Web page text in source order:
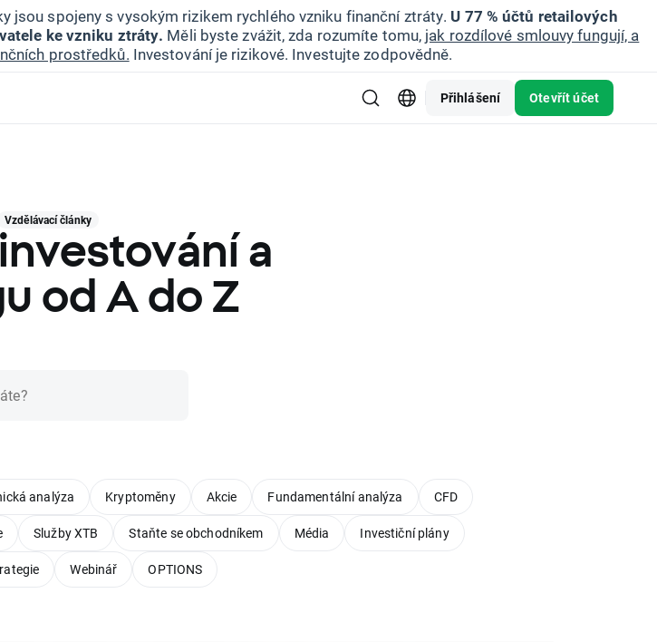
jsou spojeny s vysokým rizikem rychlého vzniku finanční ztráty. U 77 % účtů retailových
ke vzniku ztráty. Měli byste zvážit, zda rozumíte tomu, jak rozdílové smlouvy fungují, a
prostředků. Investování je rizikové. Investujte zodpovědně.
Přihlášení Otevřít účet
Vzdělávací články
a
od A do Z
analýza Kryptoměny Akcie Fundamentální analýza CFD
Služby XTB Staňte se obchodníkem Média Investiční plány
Webinář OPTIONS